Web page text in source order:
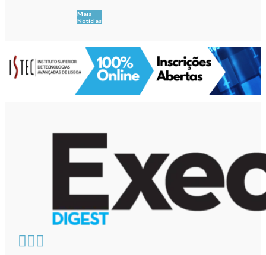
Mais
Notícias